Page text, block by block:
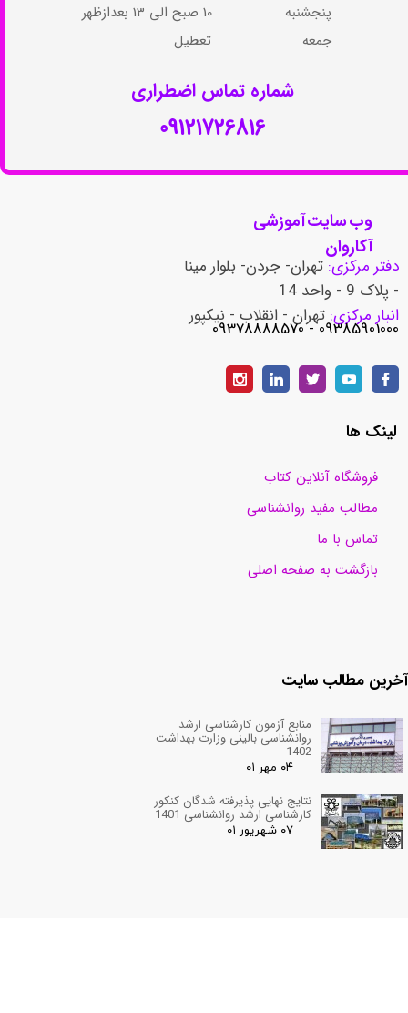
شماره تماس اضطراری​​​​​​​
09121726816
پنجشنبه 10 صبح الی 13 بعدازظهر​​​​​​​
جمعه تعطیل​​​​​​​​​​​​​​​​​​​​​
دفتر مرکزی: تهران- جردن- بلوار مینا
- پلاک 9 - واحد 14
انبار مرکزی: تهران - انقلاب - نیکپور
​​​​​​​09385901000 - 09378888570
وب سایت آموزشی
آکاروان
لینک ها
فروشگاه آنلاین کتاب
مطالب مفید روانشناسی
تماس با ما
بازگشت به صفحه اصلی
آخرین مطالب سایت
منابع آزمون کارشناسی ارشد
روانشناسی بالینی وزارت بهداشت
1402
۰۴ مهر ۰۱
نتایج نهایی پذیرفته شدگان کنکور
کارشناسی ارشد روانشناسی 1401
۰۷ شهریور ۰۱